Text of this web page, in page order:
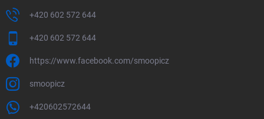
+420 602 572 644
+420 602 572 644
https://www.facebook.com/smoopicz
smoopicz
+420602572644